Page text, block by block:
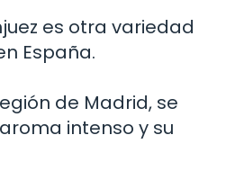
es otra variedad
España.
de Madrid, se
intenso y su